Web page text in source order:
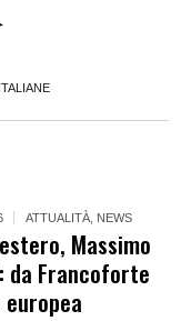
ATTUALITÀ NEWS
Massimo
da Francoforte